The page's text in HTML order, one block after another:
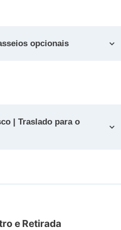
opcionais
| Traslado para o
e Retirada